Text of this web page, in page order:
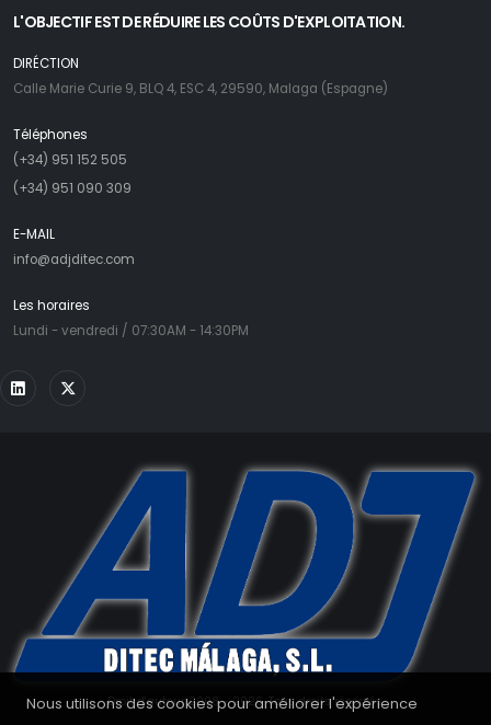
Nous utilisons des cookies pour améliorer l'expérience
L'OBJECTIF EST DE RÉDUIRE LES COÛTS D'EXPLOITATION.
DIRÉCTION
Calle Marie Curie 9, BLQ 4, ESC 4, 29590, Malaga (Espagne)
Téléphones
(+34) 951 152 505
(+34) 951 090 309
E-MAIL
info@adjditec.com
Les horaires
Lundi - vendredi / 07:30AM - 14:30PM
Droit d'auteur 2008 - 2026. Tous droits réservés.